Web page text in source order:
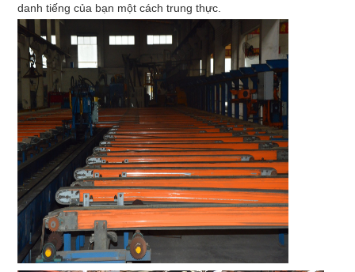
danh tiếng của bạn một cách trung thực.